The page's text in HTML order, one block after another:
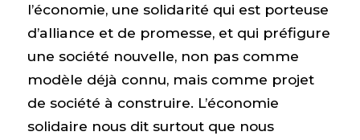
l’économie, une solidarité qui est porteuse
d’alliance et de promesse, et qui préfigure
une société nouvelle, non pas comme
modèle déjà connu, mais comme projet
de société à construire. L’économie
solidaire nous dit surtout que nous